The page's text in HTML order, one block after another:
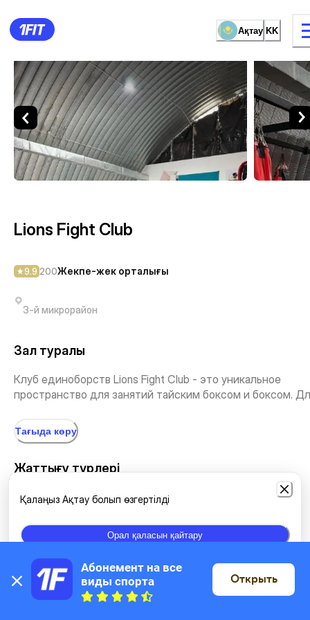
Ақтау KK
жаттығу түрі Әйелдерге арналған
Lions Fight Club — Жекпе-
Lions Fight Club
9.9 200Жекпе-жек орталығы
3-й микрорайон
Зал туралы
Клуб единоборств Lions Fight Club - это уникальное
пространство для занятий тайским боксом и боксом.
Тағыда көру
Жаттығу түрлері
Орналасқан жері
Картада
Қалаңыз Ақтау болып өзгертілді
Орал қаласын қайтару
Абонемент на все
виды спорта
Открыть